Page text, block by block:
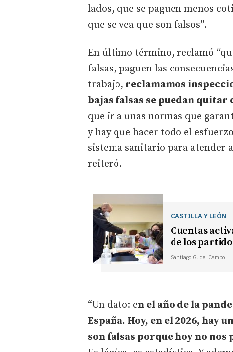
lados, que se paguen menos
que se vea que son falsos”.
En último término, reclamó
falsas, paguen las
trabajo, reclamamos
bajas falsas se puedan
que ir a unas normas que
y hay que hacer todo el
sistema sanitario para atender
reiteró.
CASTILLA Y LEÓN
Cuentas
de los
Santiago G. del Campo
“Un dato: en el año de la
España. Hoy, en el 2026, hay
son falsas porque hoy no nos